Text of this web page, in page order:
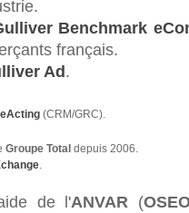
Benchmark
français.
Ad.
(CRM/GRC).
Groupe Total depuis 2006.
.
de l'ANVAR (